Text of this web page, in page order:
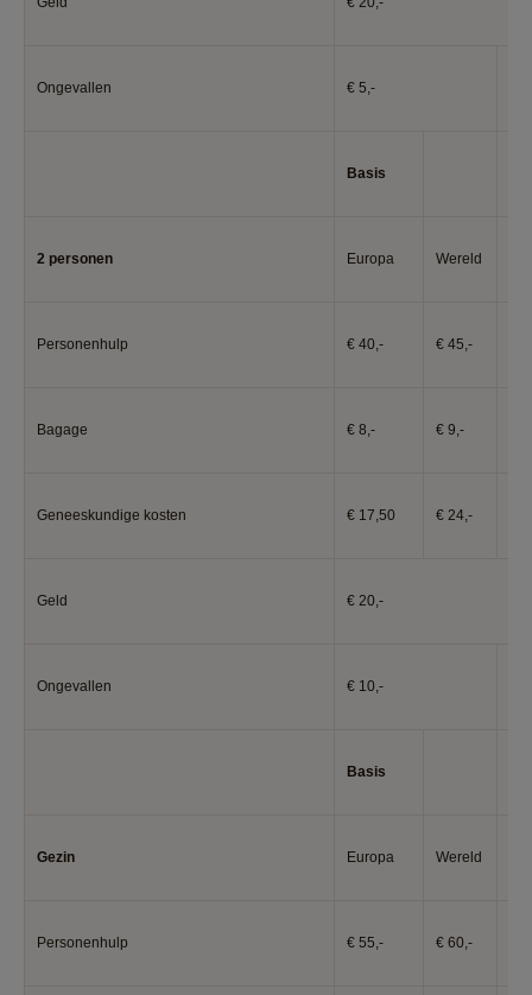
Ongevallen € 5,-
Basis
2 personen Europa Wereld
Personenhulp € 40,- € 45,-
Bagage € 8,- € 9,-
Geneeskundige kosten € 17,50 € 24,-
Geld € 20,-
Ongevallen € 10,-
Basis
Gezin Europa Wereld
Personenhulp € 55,- € 60,-